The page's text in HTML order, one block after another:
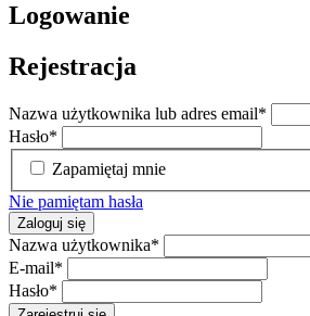
Logowanie
Rejestracja
Nazwa użytkownika lub adres email*
Hasło*
Zapamiętaj mnie
Nie pamiętam hasła
Zaloguj się
Nazwa użytkownika*
E-mail*
Hasło*